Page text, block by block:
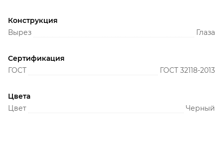
Конструкция
Вырез
Глаза
Сертификация
ГОСТ
ГОСТ 32118-2013
Цвета
Цвет
Черный